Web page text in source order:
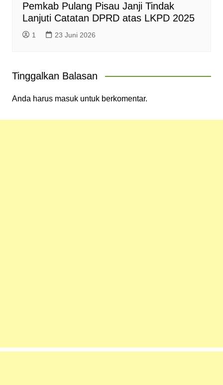
Pemkab Pulang Pisau Janji Tindak
Lanjuti Catatan DPRD atas LKPD 2025
1 23 Juni 2026
Tinggalkan Balasan
Anda harus masukuntuk berkomentar.